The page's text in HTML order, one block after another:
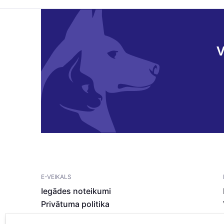
E-VEIKALS
Iegādes noteikumi
Privātuma politika